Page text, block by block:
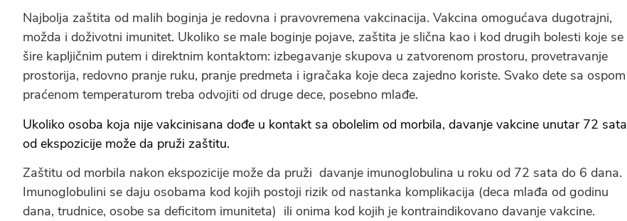
Najbolja zaštita od malih boginja je redovna i pravovremena vakcinacija. Vakcina omogućava dugotrajni,
možda i doživotni imunitet. Ukoliko se male boginje pojave, zaštita je slična kao i kod drugih bolesti koje se
šire kapljičnim putem i direktnim kontaktom: izbegavanje skupova u zatvorenom prostoru, provetravanje
prostorija, redovno pranje ruku, pranje predmeta i igračaka koje deca zajedno koriste. Svako dete sa ospom
praćenom temperaturom treba odvojiti od druge dece, posebno mlađe.
Ukoliko osoba koja nije vakcinisana dođe u kontakt sa obolelim od morbila, davanje vakcine unutar 72 sata
od ekspozicije može da pruži zaštitu.
Zaštitu od morbila nakon ekspozicije može da pruži davanje imunoglobulina u roku od 72 sata do 6 dana.
Imunoglobulini se daju osobama kod kojih postoji rizik od nastanka komplikacija (deca mlađa od godinu
dana, trudnice, osobe sa deficitom imuniteta) ili onima kod kojih je kontraindikovano davanje vakcine.